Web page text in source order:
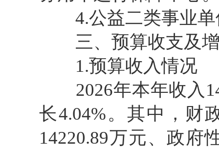
4.公益二类事业单
三、预算收支及增
1.预算收入情况
2026年本年收入
长4.04%。其中，财
14220.89万元、政府